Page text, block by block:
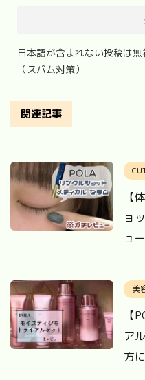
日本語が含まれない投稿は
（スパム対策）
関連記事
【
ョ
ュ
美
【
ア
方